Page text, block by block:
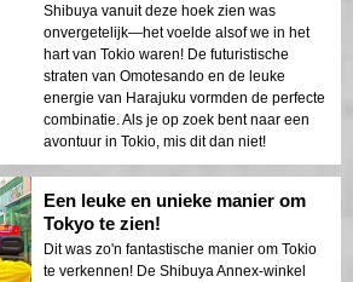
Shibuya vanuit deze hoek zien was
onvergetelijk—het voelde alsof we in het
hart van Tokio waren! De futuristische
straten van Omotesando en de leuke
energie van Harajuku vormden de perfecte
combinatie. Als je op zoek bent naar een
avontuur in Tokio, mis dit dan niet!
Een leuke en unieke manier om
Tokyo te zien!
Dit was zo'n fantastische manier om Tokio
te verkennen! De Shibuya Annex-winkel